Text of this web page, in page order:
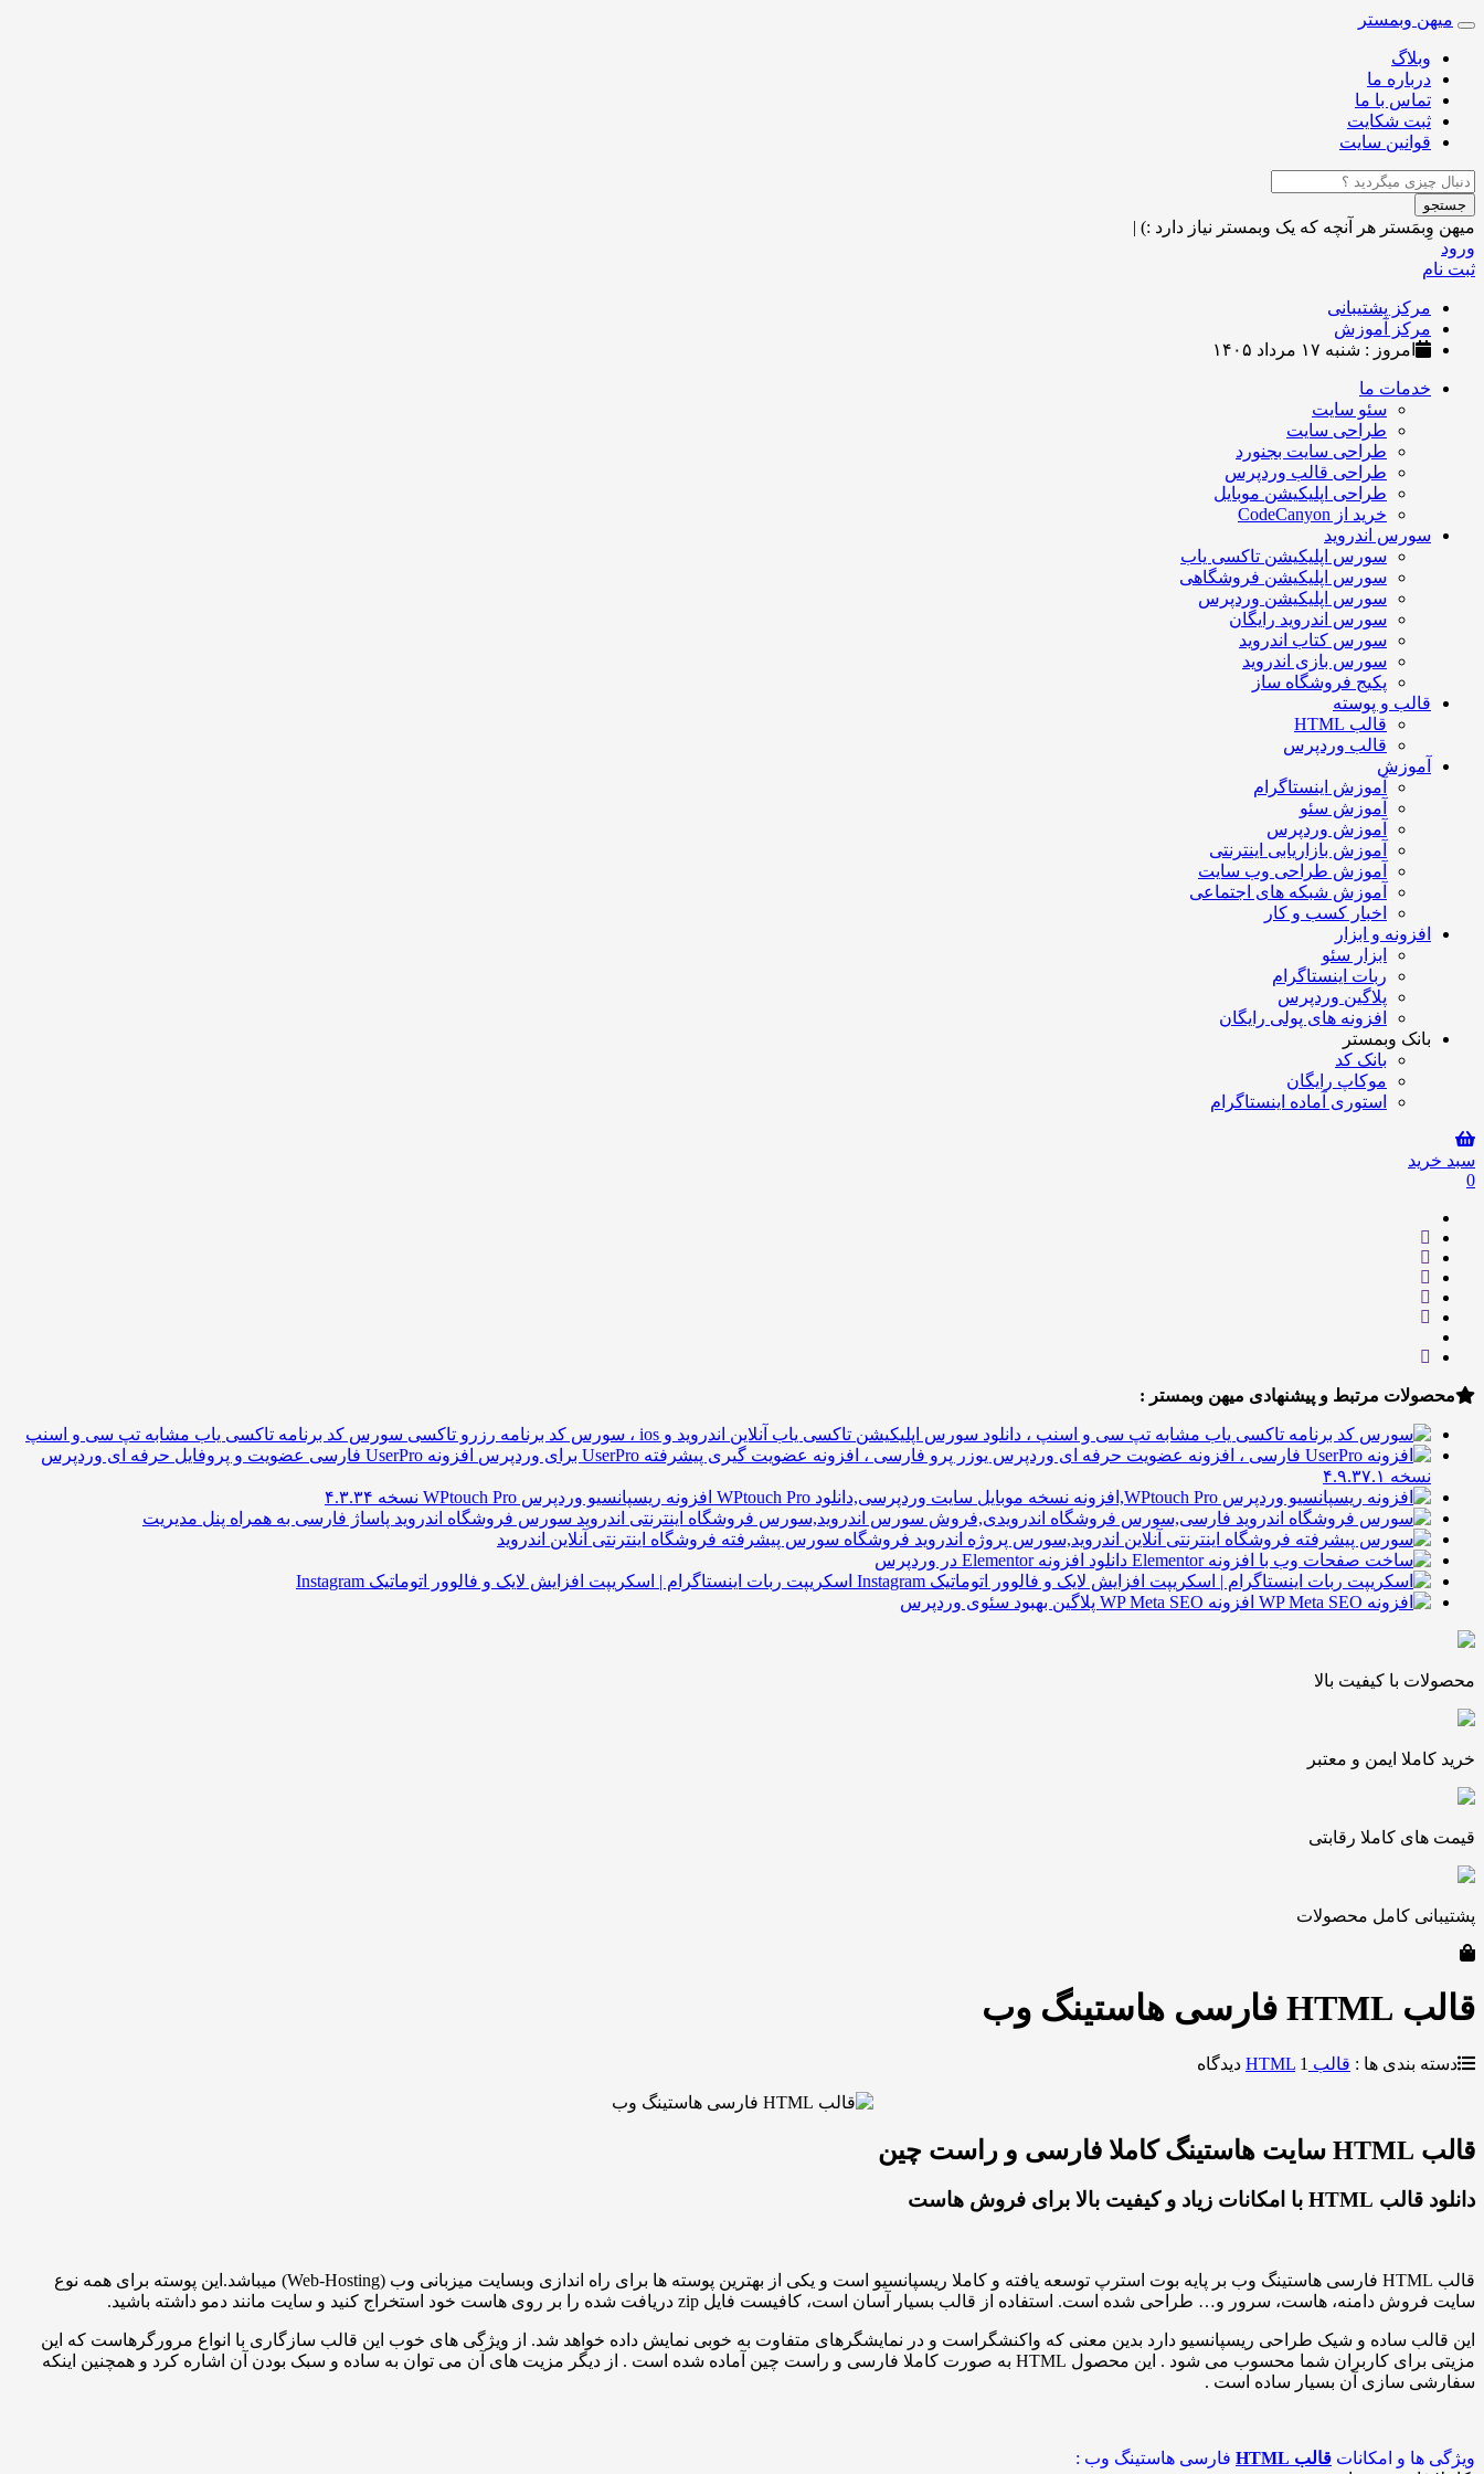
Toggle
navigation
میهن وبمستر
وبلاگ
درباره ما
تماس با ما
ثبت شکایت
قوانین سایت
جستجو
میهن وِبمَستر هر آنچه که یک وبمستر نیاز دارد :) |
ورود
ثبت نام
مرکز پشتیبانی
مرکز آموزش
امروز : شنبه ۱۷ مرداد ۱۴۰۵
خدمات ما
سئو سایت
طراحی سایت
طراحی سایت بجنورد
طراحی قالب وردپرس
طراحی اپلیکیشن موبایل
خرید از CodeCanyon
سورس اندروید
سورس اپلیکیشن تاکسی یاب
سورس اپلیکیشن فروشگاهی
سورس اپلیکیشن وردپرس
سورس اندروید رایگان
سورس کتاب اندروید
سورس بازی اندروید
پکیج فروشگاه ساز
قالب و پوسته
قالب HTML
قالب وردپرس
آموزش
آموزش اینستاگرام
آموزش سئو
آموزش وردپرس
آموزش بازاریابی اینترنتی
آموزش طراحی وب سایت
آموزش شبکه های اجتماعی
اخبار کسب و کار
افزونه و ابزار
ابزار سئو
ربات اینستاگرام
پلاگین وردپرس
افزونه های پولی رایگان
بانک وبمستر
بانک کد
موکاپ رایگان
استوری آماده اینستاگرام
سبد خرید
0
محصولات مرتبط و پیشنهادی میهن وبمستر :
سورس کد برنامه تاکسی یاب مشابه تپ سی و اسنپ
افزونه UserPro فارسی عضویت و پروفایل حرفه ای وردپرس
نسخه ۴.۹.۳۷.۱
افزونه ریسپانسیو وردپرس WPtouch Pro نسخه ۴.۳.۳۴
سورس فروشگاه اندروید پاساژ فارسی به همراه پنل مدیریت
سورس پیشرفته فروشگاه اینترنتی آنلاین اندروید
دانلود افزونه Elementor در وردپرس
اسکریپت ربات اینستاگرام | اسکریپت افزایش لایک و فالوور اتوماتیک Instagram
افزونه WP Meta SEO پلاگین بهبود سئوی وردپرس
محصولات با کیفیت بالا
خرید کاملا ایمن و معتبر
قیمت های کاملا رقابتی
پشتیبانی کامل محصولات
قالب HTML فارسی هاستینگ وب
دسته بندی ها : قالب HTML 1 دیدگاه
قالب HTML سایت هاستینگ کاملا فارسی و راست چین
دانلود قالب HTML با امکانات زیاد و کیفیت بالا برای فروش هاست
قالب HTML فارسی هاستینگ وب بر پایه بوت استرپ توسعه یافته و کاملا ریسپانسیو است و یکی از بهترین پوسته ها برای راه اندازی وبسایت میزبانی وب (Web-Hosting) میباشد.این پوسته برای همه نوع
سایت فروش دامنه، هاست، سرور و… طراحی شده است. استفاده از قالب بسیار آسان است، کافیست فایل zip دریافت شده را بر روی هاست خود استخراج کنید و سایت مانند دمو داشته باشید.
این قالب ساده و شیک طراحی ریسپانسیو دارد بدین معنی که واکنشگراست و در نمایشگرهای متفاوت به خوبی نمایش داده خواهد شد. از ویژگی های خوب این قالب سازگاری با انواع مرورگرهاست که این
مزیتی برای کاربران شما محسوب می شود . این محصول HTML به صورت کاملا فارسی و راست چین آماده شده است . از دیگر مزیت های آن می توان به ساده و سبک بودن آن اشاره کرد و همچنین اینکه
سفارشی سازی آن بسیار ساده است .
ویژگی ها و امکانات قالب HTML
فارسی هاستینگ وب :